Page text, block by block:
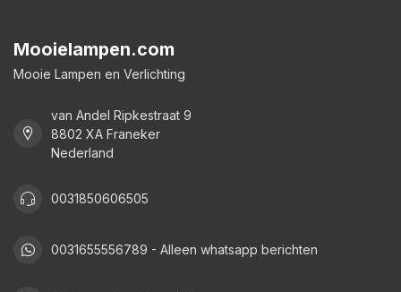
Mooielampen.com
Mooie Lampen en Verlichting
van Andel Ripkestraat 9
8802 XA Franeker
Nederland
0031850606505
0031655556789 - Alleen whatsapp berichten